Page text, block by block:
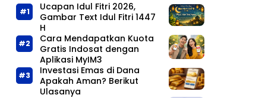
Ucapan Idul Fitri 2026,
Gambar Text Idul Fitri 1447
H
Cara Mendapatkan Kuota
Gratis Indosat dengan
Aplikasi MyIM3
Investasi Emas di Dana
Apakah Aman? Berikut
Ulasanya